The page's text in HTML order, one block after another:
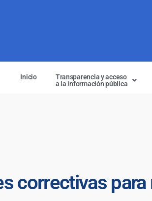
Inicio
Transparencia y acceso
a la información pública
correctivas